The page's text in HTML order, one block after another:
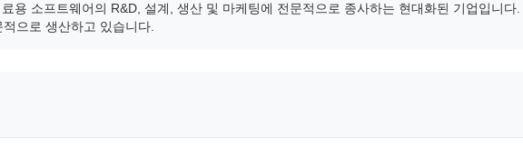
용 소프트웨어의 R&D, 설계, 생산 및 마케팅에 전문적으로 종사하는 현대화된 기업입니
으로 생산하고 있습니다.